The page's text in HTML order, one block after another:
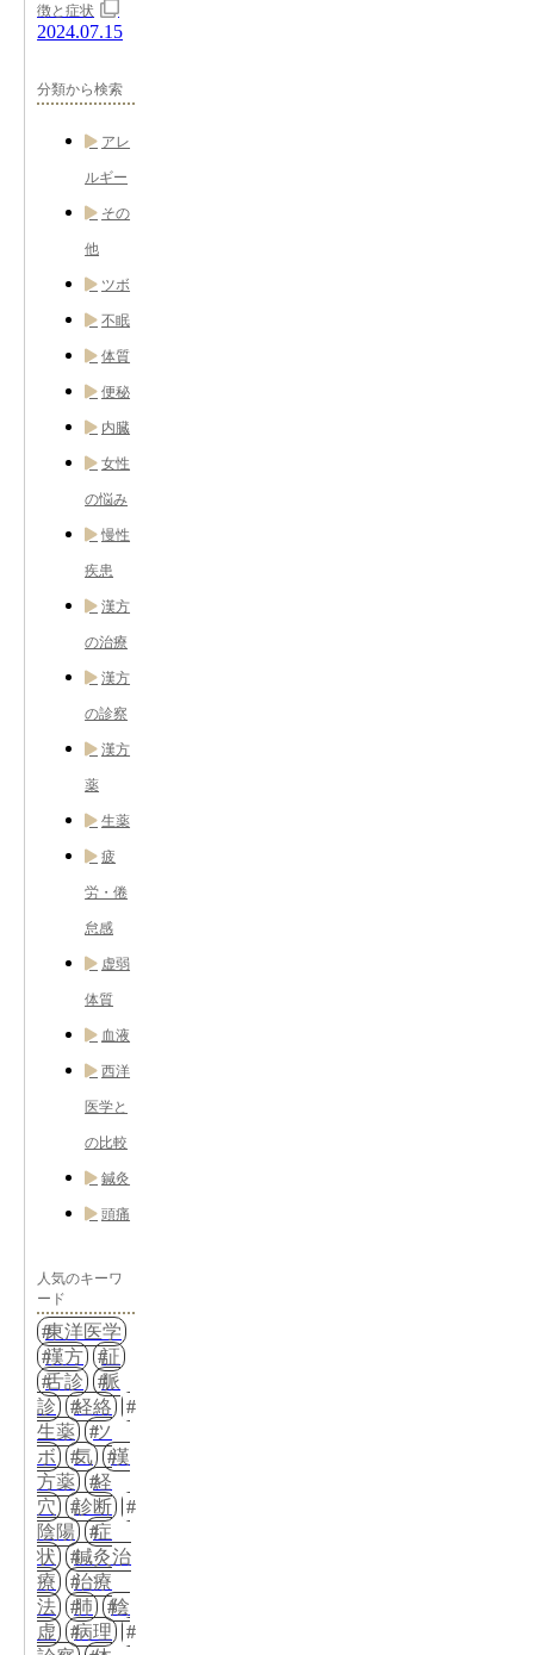
徴と症状
2024.07.15
分類から検索
アレ
ルギー
その
他
ツボ
不眠
体質
便秘
内臓
女性
の悩み
慢性
疾患
漢方
の治療
漢方
の診察
漢方
薬
生薬
疲
労・倦
怠感
虚弱
体質
血液
西洋
医学と
の比較
鍼灸
頭痛
人気のキーワ
ード
東洋医学
漢方
証
舌診
脈
診
経絡
生薬
ツ
ボ
気
漢
方薬
経
穴
診断
陰陽
症
状
鍼灸治
療
治療
法
肺
陰
虚
病理